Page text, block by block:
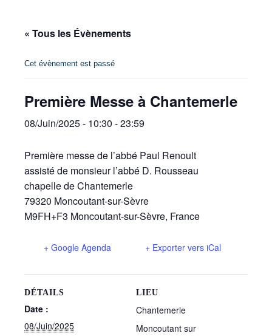
« Tous les Évènements
Cet évènement est passé
Première Messe à Chantemerle
08/Juin/2025 - 10:30 -23:59
Première messe de l’abbé Paul Renoult
assisté de monsieur l’abbé D. Rousseau
chapelle de Chantemerle
79320 Moncoutant-sur-Sèvre
M9FH+F3 Moncoutant-sur-Sèvre, France
+ Google Agenda + Exporter vers iCal
DÉTAILS
Date :
08/Juin/2025
LIEU
Chantemerle
Moncoutant sur